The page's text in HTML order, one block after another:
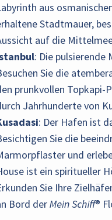
aus
Stadtmauer,
auf die
: Die
Sie die
prunkvollen Topkapi-
Jahrhunderte von
: Der Hafen ist
Sie die
und
ist ein spiritueller
Sie Ihre
Bord der Mein Schiff®